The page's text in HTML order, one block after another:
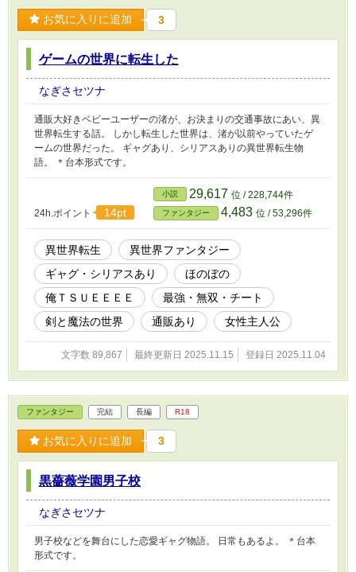
お気に入りに追加 3
ゲームの世界に転生した
なぎさセツナ
通販大好きベビーユーザーの渚が、お決まりの交通事故にあい、異
世界転生する話。 しかし転生した世界は、渚が以前やっていたゲ
ームの世界だった。 ギャグあり、シリアスありの異世界転生物
語。 ＊台本形式です。
24h.ポイント 14pt
小説 29,617 位 / 228,744件
ファンタジー 4,483 位 / 53,296件
異世界転生
異世界ファンタジー
ギャグ・シリアスあり
ほのぼの
俺ＴＳＵＥＥＥＥ
最強・無双・チート
剣と魔法の世界
通販あり 女性主人公
文字数 89,867 最終更新日 2025.11.15 登録日 2025.11.04
ファンタジー 完結 長編 R18
お気に入りに追加 3
黒薔薇学園男子校
なぎさセツナ
男子校などを舞台にした恋愛ギャグ物語。 日常もあるよ。 ＊台本
形式です。